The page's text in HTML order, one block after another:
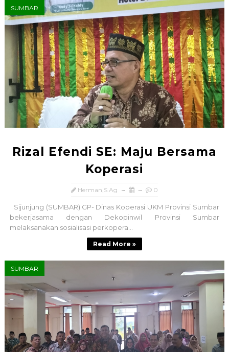
SUMBAR
Rizal Efendi SE: Maju Bersama
Koperasi
Herman,S.Ag 0
Sijunjung (SUMBAR).GP- Dinas Koperasi UKM Provinsi Sumbar
bekerjasama dengan Dekopinwil Provinsi Sumbar
melaksanakan sosialisasi perkopera...
Read More »
SUMBAR